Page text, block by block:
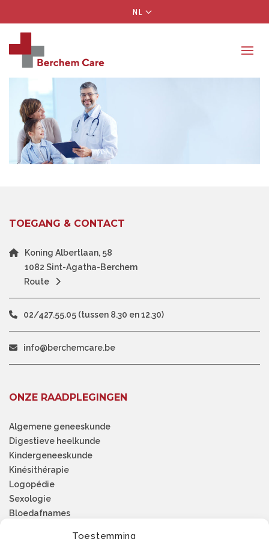
Toestemming
NL
TOEGANG & CONTACT
Koning Albertlaan, 58
1082 Sint-Agatha-Berchem
Route
02/427.55.05 (tussen 8.30 en 12.30)
info@berchemcare.be
ONZE RAADPLEGINGEN
Algemene geneeskunde
Digestieve heelkunde
Kindergeneeskunde
Kinésithérapie
Logopédie
Sexologie
Bloedafnames